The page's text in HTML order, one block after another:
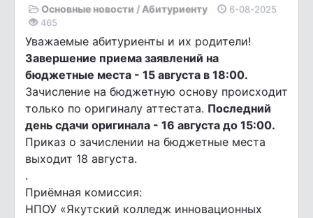
Основные новости / Абитуриенту
6-08-2025
465
Уважаемые абитуриенты и их родители!
Завершение приема заявлений на
бюджетные места - 15 августа в 18:00.
Зачисление на бюджетную основу происходит
только по оригиналу аттестата. Последний
день сдачи оригинала - 16 августа до 15:00.
Приказ о зачислении на бюджетные места
выходит 18 августа.
.
Приёмная комиссия:
НПОУ «Якутский колледж инновационных